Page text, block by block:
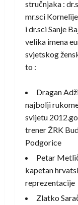
stručnjaka :
mr.sci
i dr.sci Sanje
velika imena
svjetskog
to :
Dragan
najbolji
svijetu
trener ŽRK
Podgorice
Petar
kapetan
reprezentacije
Zlatko